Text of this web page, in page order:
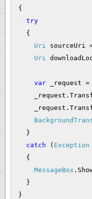
{
try
{
Uri sourceUri
Uri
var _request =
}
catch ( Exception
{
MessageBox
}
}